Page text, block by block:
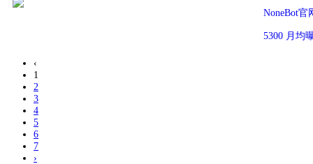
NoneBot官
5300 月均
‹
1
2
3
4
5
6
7
›